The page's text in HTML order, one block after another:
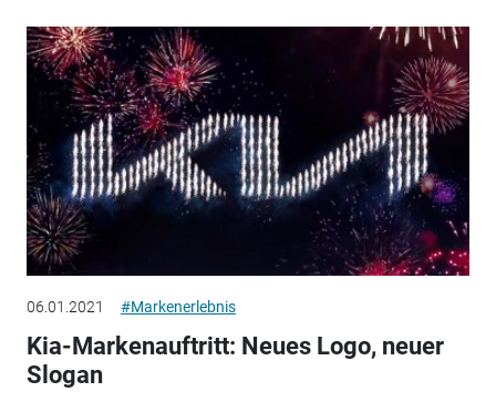
06.01.2021 #Markenerlebnis
Kia-Markenauftritt: Neues Logo, neuer
Slogan